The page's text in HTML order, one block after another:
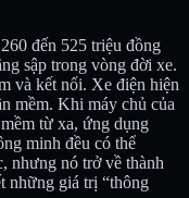
đến 525 triệu đồng
sập trong vòng đời xe.
và kết nối. Xe điện hiện
mềm. Khi máy chủ của
từ xa, ứng dụng
minh đều có thể
nhưng nó trở về thành
những giá trị “thông